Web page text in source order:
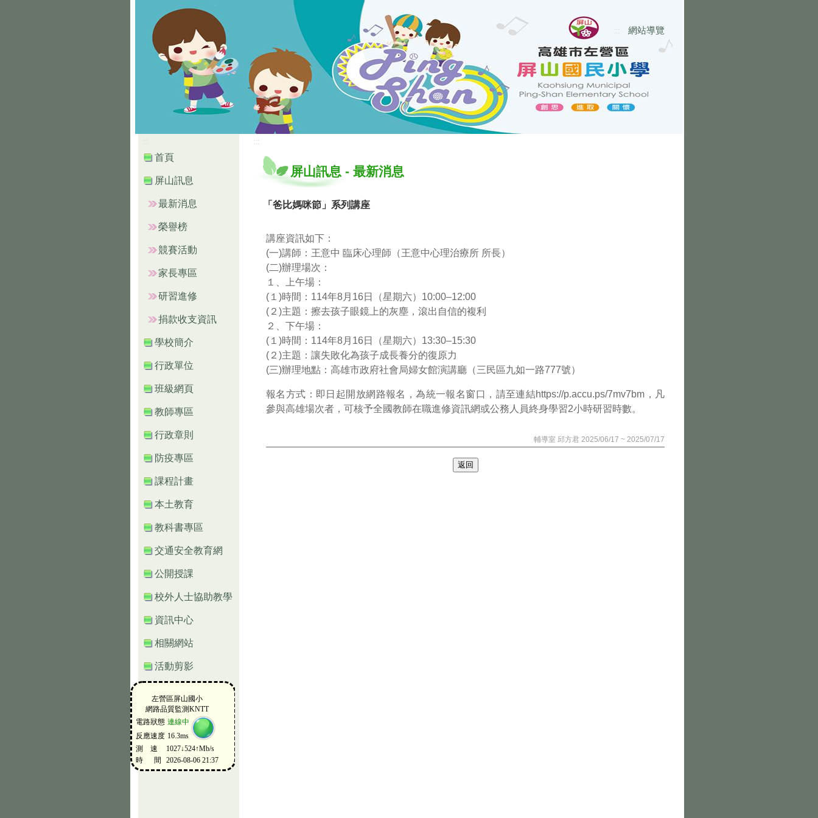
::: 網站導覽
:::
首頁
屏山訊息
最新消息
榮譽榜
競賽活動
家長專區
研習進修
捐款收支資訊
學校簡介
行政單位
班級網頁
教師專區
行政章則
防疫專區
課程計畫
本土教育
教科書專區
交通安全教育網
公開授課
校外人士協助教學
資訊中心
相關網站
活動剪影
:::
屏山訊息 - 最新消息
「爸比媽咪節」系列講座
講座資訊如下：
(一)講師：王意中 臨床心理師（王意中心理治療所 所長）
(二)辦理場次：
１、上午場：
(１)時間：114年8月16日（星期六）10:00–12:00
(２)主題：擦去孩子眼鏡上的灰塵，滾出自信的複利
２、下午場：
(１)時間：114年8月16日（星期六）13:30–15:30
(２)主題：讓失敗化為孩子成長養分的復原力
(三)辦理地點：高雄市政府社會局婦女館演講廳（三民區九如一路777號）
報名方式：即日起開放網路報名，為統一報名窗口，請至連結https://p.accu.ps/7mv7bm，凡
參與高雄場次者，可核予全國教師在職進修資訊網或公務人員終身學習2小時研習時數。
輔導室 邱方君 2025/06/17 ~ 2025/07/17
返回